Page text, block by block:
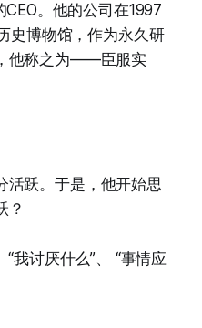
。他的公司在1997
史博物馆，作为永久研
他称之为——臣服实
活跃。于是，他开始思
？
我讨厌什么”、 “事情应